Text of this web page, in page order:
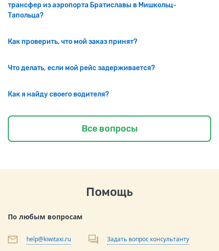
трансфер из аэропорта Братиславы в Мишкольц-
Тапольца?
Как проверить, что мой заказ принят?
Что делать, если мой рейс задерживается?
Как я найду своего водителя?
Все вопросы
Помощь
По любым вопросам
help@kiwitaxi.ru Задать вопрос консультанту